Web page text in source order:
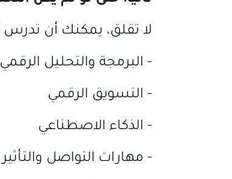
لا تقلق، يمكنك أن
- البرمجة والتحليل الرقمي
- التسويق الرقمي
- الذكاء الاصطناعي
- مهارات التواصل والتأثير